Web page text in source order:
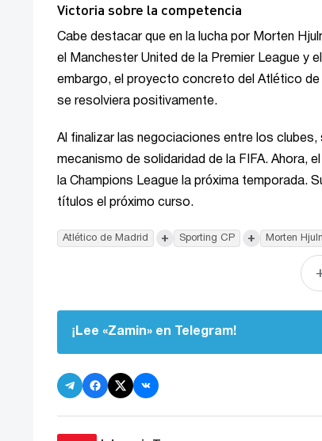
Victoria sobre la competencia
Cabe destacar que en la lucha por Morten
el Manchester United de la Premier League y
embargo, el proyecto concreto del Atlético
se resolviera positivamente.
Al finalizar las negociaciones entre los
mecanismo de solidaridad de la FIFA. Ahora,
la Champions League la próxima temporada.
títulos el próximo curso.
Atlético de Madrid + Sporting CP + Morten
¡Lee «Zamin» en Telegram!